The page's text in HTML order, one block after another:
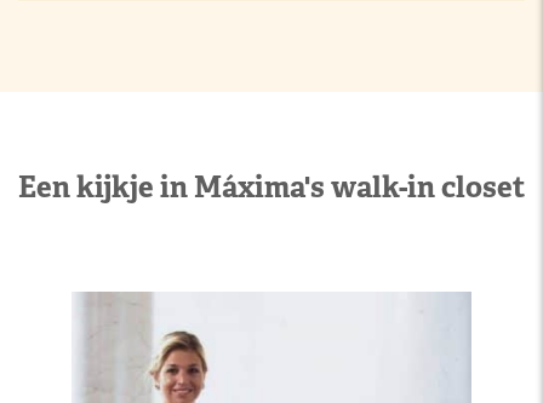
Een kijkje in Máxima's walk-in closet